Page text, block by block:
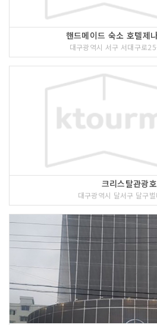
핸드메이드 숙소 호텔제
대구광역시 서구 서대구로
크리스탈관광
대구광역시 달서구 달구